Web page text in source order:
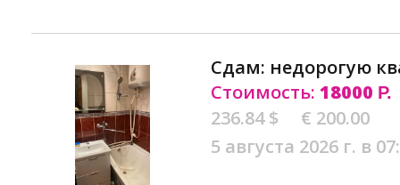
Сдам: недорогую
Стоимость: 18000 Р.
236.84 $
€ 200.00
5 августа 2026 г. в